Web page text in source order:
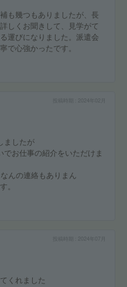
も幾つもありましたが、長
しくお聞きして、見学がて
運びになりました。派遣会
で心強かったです。
2024年02月
ましたが
お仕事の紹介をいただけま
んの連絡もありまん
。
2024年07月
くれました